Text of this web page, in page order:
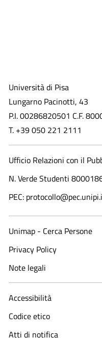
Università di Pisa
Lungarno Pacinotti, 43
P.I. 00286820501 C.F.
T. +39 050 221 2111
Ufficio Relazioni con il
N. Verde Studenti
PEC:
Unimap - Cerca Persone
Privacy Policy
Note legali
Accessibilità
Codice etico
Atti di notifica